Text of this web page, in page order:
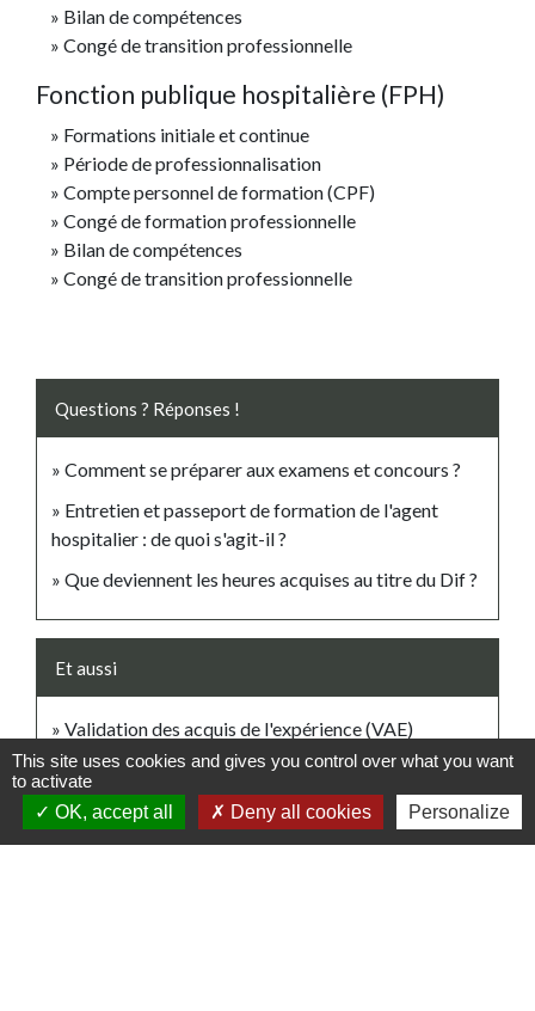
Bilan de compétences
Congé de transition professionnelle
Fonction publique hospitalière (FPH)
Formations initiale et continue
Période de professionnalisation
Compte personnel de formation (CPF)
Congé de formation professionnelle
Bilan de compétences
Congé de transition professionnelle
Questions ? Réponses !
Comment se préparer aux examens et concours ?
Entretien et passeport de formation de l'agent
hospitalier : de quoi s'agit-il ?
Que deviennent les heures acquises au titre du Dif ?
Et aussi
Validation des acquis de l'expérience (VAE)
Travail - Formation
Signaler une erreur sur cette page
This site uses cookies and gives you control over what you want
to activate
OK, accept all
Deny all cookies Personalize